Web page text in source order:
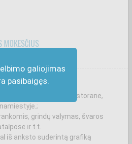
galiojimas
pasibaigęs.
MOKESČIUS
viešbučio NARUTIS restorane,
grindų valymas, švaros
ir t.t.
iš anksto suderintą grafiką